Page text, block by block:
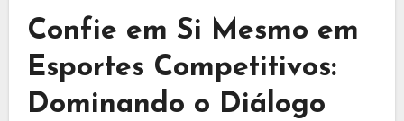
Confie em Si Mesmo em
Esportes Competitivos:
Dominando o Diálogo